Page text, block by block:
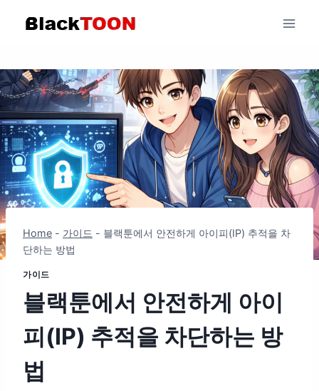
Home - 가이드 - 블랙툰에서 안전하게 아이피(IP) 추적을 차
단하는 방법
가이드
블랙툰에서 안전하게 아이
피(IP) 추적을 차단하는 방
법